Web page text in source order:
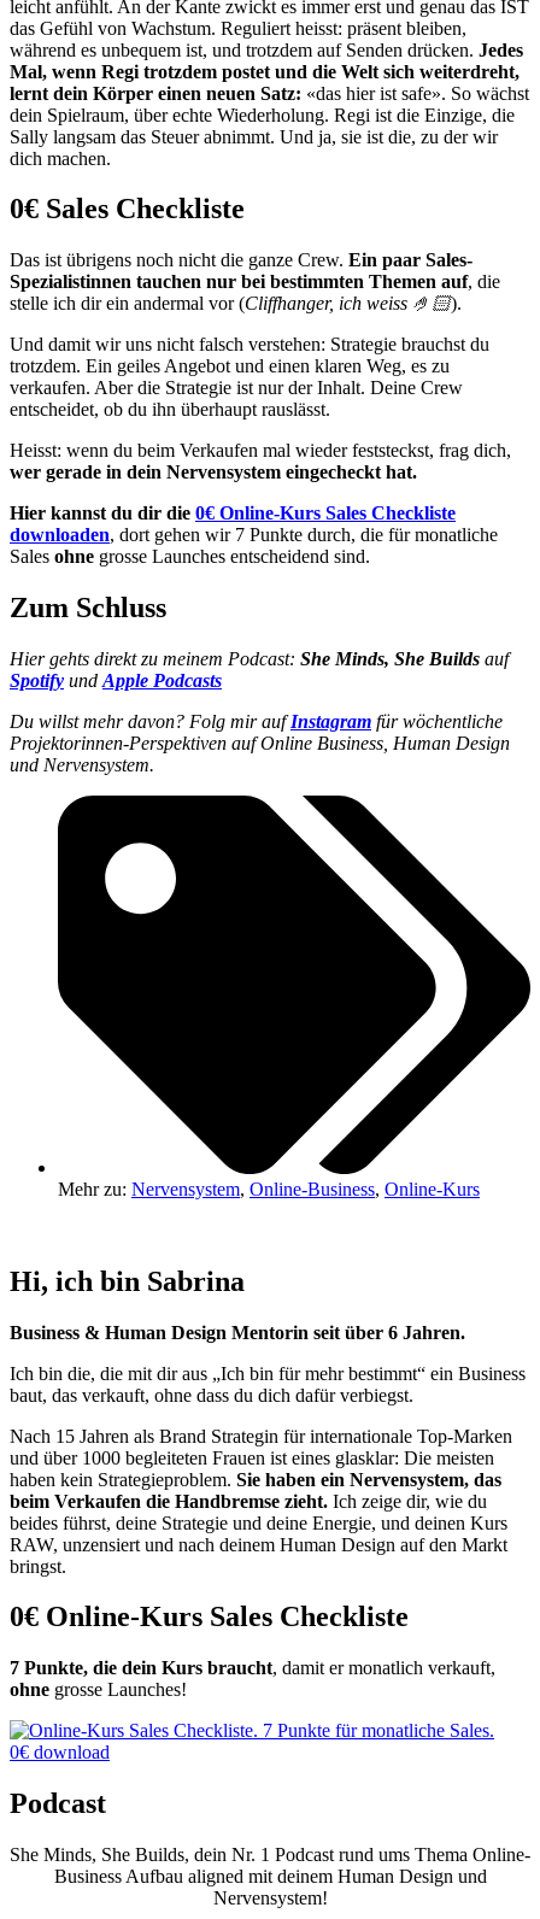
leicht anfühlt. An der Kante zwickt es immer erst und genau das IST
das Gefühl von Wachstum. Reguliert heisst: präsent bleiben,
während es unbequem ist, und trotzdem auf Senden drücken. Jedes
Mal, wenn Regi trotzdem postet und die Welt sich weiterdreht,
lernt dein Körper einen neuen Satz: «das hier ist safe». So wächst
dein Spielraum, über echte Wiederholung. Regi ist die Einzige, die
Sally langsam das Steuer abnimmt. Und ja, sie ist die, zu der wir
dich machen.
0€ Sales Checkliste
Das ist übrigens noch nicht die ganze Crew. Ein paar Sales-
Spezialistinnen tauchen nur bei bestimmten Themen auf, die
stelle ich dir ein andermal vor (Cliffhanger, ich weiss 🤌🏻).
Und damit wir uns nicht falsch verstehen: Strategie brauchst du
trotzdem. Ein geiles Angebot und einen klaren Weg, es zu
verkaufen. Aber die Strategie ist nur der Inhalt. Deine Crew
entscheidet, ob du ihn überhaupt rauslässt.
Heisst: wenn du beim Verkaufen mal wieder feststeckst, frag dich,
wer gerade in dein Nervensystem eingecheckt hat.
Hier kannst du dir die 0€ Online-Kurs Sales Checkliste
downloaden, dort gehen wir 7 Punkte durch, die für monatliche
Sales ohne grosse Launches entscheidend sind.
Zum Schluss
Hier gehts direkt zu meinem Podcast: She Minds, She Builds auf
Spotify und Apple Podcasts
Du willst mehr davon? Folg mir aufInstagram für wöchentliche
Projektorinnen-Perspektiven auf Online Business, Human Design
und Nervensystem.
Mehr zu: Nervensystem, Online-Business, Online-Kurs
Hi, ich bin Sabrina
Business & Human Design Mentorin seit über 6 Jahren.
Ich bin die, die mit dir aus „Ich bin für mehr bestimmt“ ein Business
baut, das verkauft, ohne dass du dich dafür verbiegst.
Nach 15 Jahren als Brand Strategin für internationale Top-Marken
und über 1000 begleiteten Frauen ist eines glasklar: Die meisten
haben kein Strategieproblem. Sie haben ein Nervensystem, das
beim Verkaufen die Handbremse zieht. Ich zeige dir, wie du
beides führst, deine Strategie und deine Energie, und deinen Kurs
RAW, unzensiert und nach deinem Human Design auf den Markt
bringst.
0€ Online-Kurs Sales Checkliste
7 Punkte, die dein Kurs braucht, damit er monatlich verkauft,
ohne grosse Launches!
0€ download
Podcast
She Minds, She Builds, dein Nr. 1 Podcast rund ums Thema Online-
Business Aufbau aligned mit deinem Human Design und
Nervensystem!